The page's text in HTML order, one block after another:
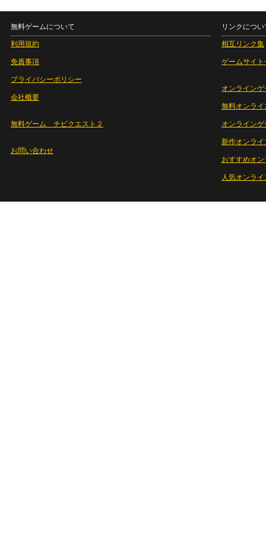
無料ゲームについて
利用規約
免責事項
プライバシーポリシー
会社概要
無料ゲーム チビクエスト２
お問い合わせ
リンクについ
相互リンク集
ゲームサイト
オンラインゲ
無料オンライ
オンライン
新作オンライ
おすすめオ
人気オンラ